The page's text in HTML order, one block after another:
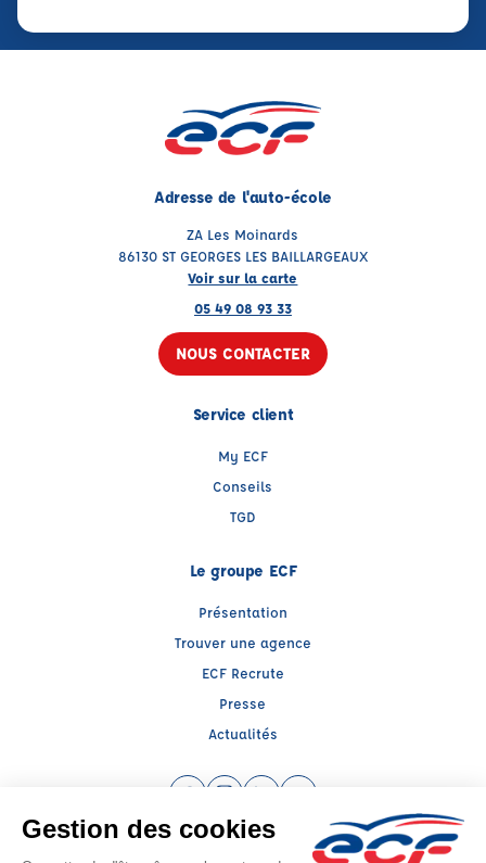
Adresse de l'auto-école
ZA Les Moinards
86130 ST GEORGES LES BAILLARGEAUX
Voir sur la carte
05 49 08 93 33
NOUS CONTACTER
Service client
My ECF
Conseils
TGD
Le groupe ECF
Présentation
Trouver une agence
ECF Recrute
Presse
Actualités
Facebook (nouvelle fenêtre)
Instagram (nouvelle fenêtre)
LinkedIn (nouvelle fenêtre)
YouTube (nouvelle
Raison sociale : ECF CER CENTRE ATLANTIQUE - Capital social: 2500000€